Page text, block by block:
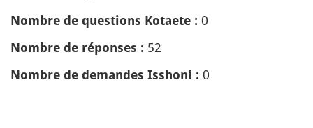
Nombre de questions Kotaete : 0
Nombre de réponses : 52
Nombre de demandes Isshoni : 0